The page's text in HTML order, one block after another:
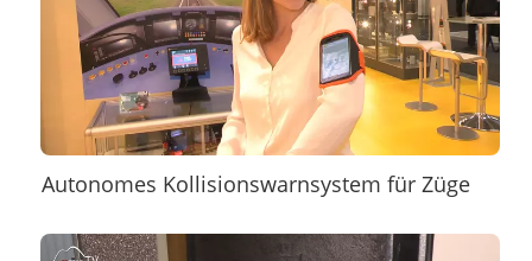
Autonomes Kollisionswarnsystem für Züge